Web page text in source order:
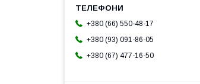
+380 (66) 550-48-17
+380 (93) 091-86-05
+380 (67) 477-16-50